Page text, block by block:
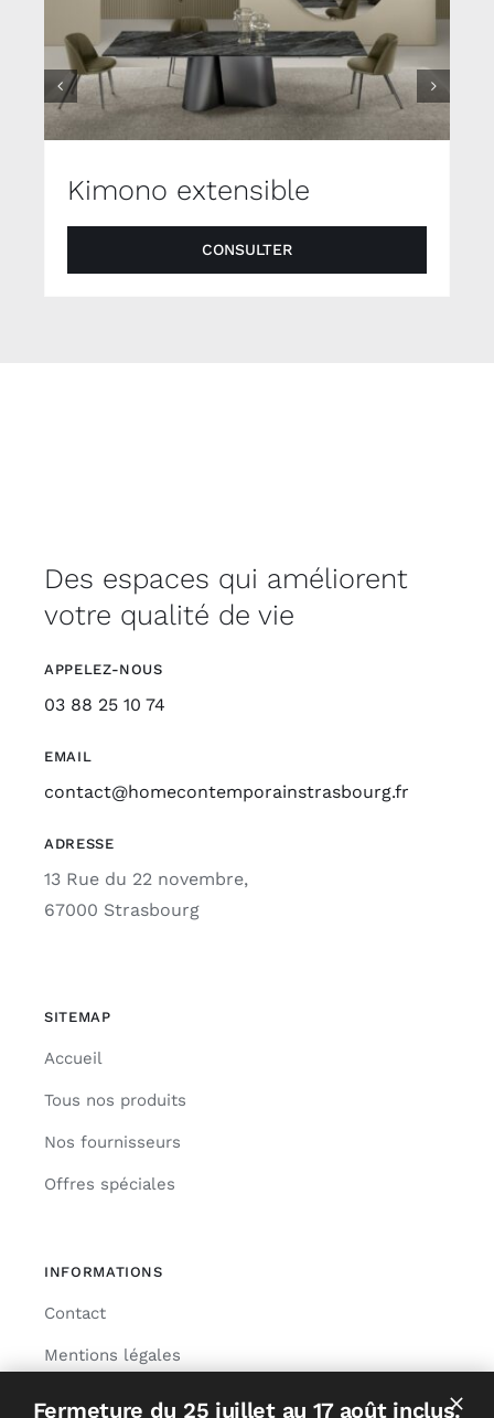
Kimono extensible
CONSULTER
Des espaces qui améliorent
votre qualité de vie
APPELEZ-NOUS
03 88 25 10 74
EMAIL
contact@homecontemporainstrasbourg.fr
ADRESSE
13 Rue du 22 novembre,
67000 Strasbourg
SITEMAP
Accueil
Tous nos produits
Nos fournisseurs
Offres spéciales
INFORMATIONS
Contact
Mentions légales
Fermeture du 25 juillet au 17 août inclus.